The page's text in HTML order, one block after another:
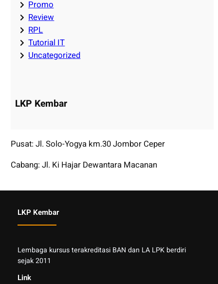
Promo
Review
RPL
Tutorial IT
Uncategorized
LKP Kembar
Pusat: Jl. Solo-Yogya km.30 Jombor Ceper
Cabang: Jl. Ki Hajar Dewantara Macanan
LKP Kembar
Lembaga kursus terakreditasi BAN dan LA LPK berdiri
sejak 2011
Link